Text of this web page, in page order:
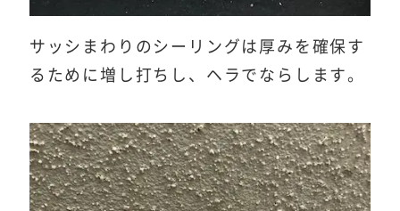
サッシまわりのシーリングは厚みを確保す
るために増し打ちし、ヘラでならします。